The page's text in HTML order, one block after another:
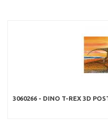
3060266 - DINO T-REX 3D